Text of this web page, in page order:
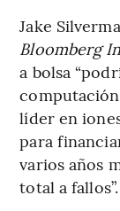
Jake
Bloomberg
a bolsa
líder en
para
varios años
total a fallos”.